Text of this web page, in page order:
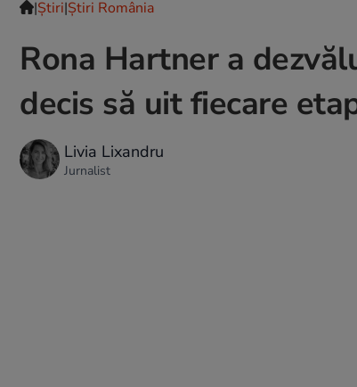
|Ştiri|Știri România
Rona Hartner a
decis să uit fiecare
Livia Lixandru
Jurnalist